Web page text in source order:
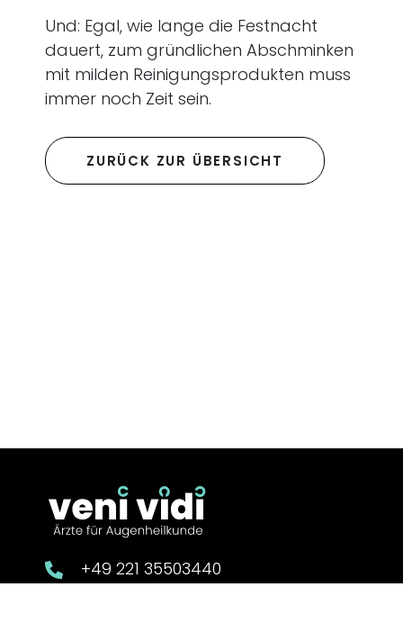
Und: Egal, wie lange die Festnacht
dauert, zum gründlichen Abschminken
mit milden Reinigungsprodukten muss
immer noch Zeit sein.
ZURÜCK ZUR ÜBERSICHT
+49 221 35503440